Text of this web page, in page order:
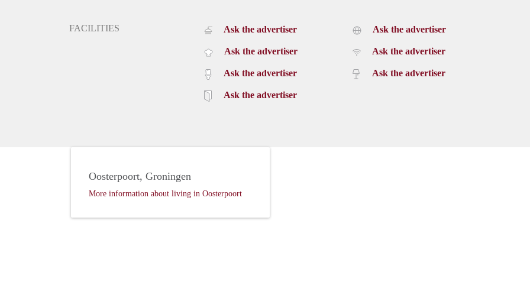
FACILITIES Ask the advertiser
Ask the advertiser
Ask the advertiser
Ask the advertiser
Ask the advertiser
Ask the advertiser
Ask the advertiser
Oosterpoort, Groningen
More information about living in Oosterpoort